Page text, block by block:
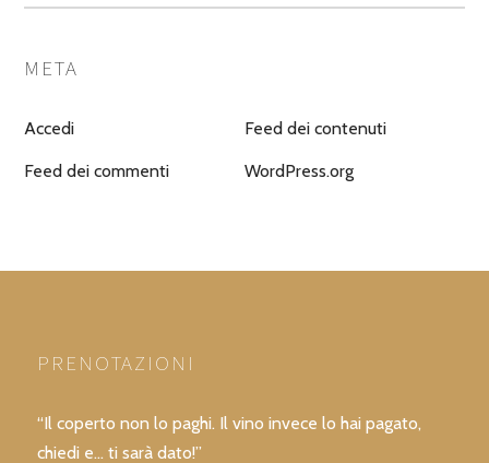
META
Accedi Feed dei contenuti
Feed dei commenti WordPress.org
PRENOTAZIONI
“Il coperto non lo paghi. Il vino invece lo hai pagato,
chiedi e… ti sarà dato!”